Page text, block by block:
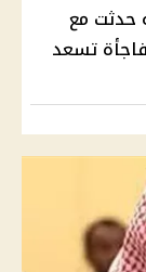
حدثت مع
تسعد